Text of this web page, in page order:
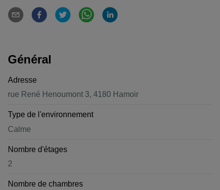
Général
Adresse
rue René Henoumont 3, 4180 Hamoir
Type de l'environnement
Calme
Nombre d'étages
2
Nombre de chambres